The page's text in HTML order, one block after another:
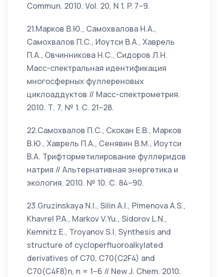
Commun. 2010. Vol. 20, N 1. P. 7–9.
21.Марков В.Ю., Самохвалова Н.А.,
Самохвалов П.С., Иоутси В.А., Хаврель
П.А., Овчинникова Н.С., Сидоров Л.Н.
Масс-спектральная идентификация
многосферных фуллереновых
циклоаддуктов // Масс-спектрометрия.
2010. Т. 7, № 1. С. 21–28.
22.Самохвалов П.С., Скокан Е.В., Марков
В.Ю., Хаврель П.А., Сенявин В.М., Иоутси
В.А. Трифторметилирование фуллеридов
натрия // Альтернативная энергетика и
экология. 2010. № 10. С. 84–90.
23.Gruzinskaya N.I., Silin A.I., Pimenova A.S.,
Khavrel P.A., Markov V.Yu., Sidorov L.N.,
Kemnitz E., Troyanov S.I. Synthesis and
structure of cycloperfluoroalkylated
derivatives of C70, C70(C2F4) and
C70(C4F8)n, n = 1–6 // New J. Chem. 2010.